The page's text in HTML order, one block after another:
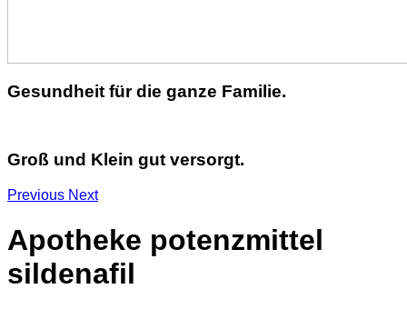
Gesundheit für die ganze Familie.
Groß und Klein gut versorgt.
Previous Next
Apotheke potenzmittel
sildenafil